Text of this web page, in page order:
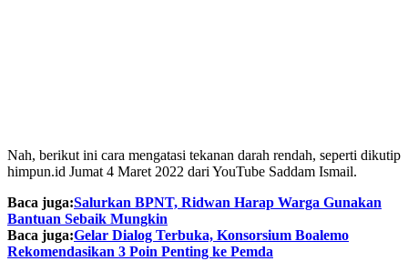
Nah, berikut ini cara mengatasi tekanan darah rendah, seperti dikutip
himpun.id Jumat 4 Maret 2022 dari YouTube Saddam Ismail.
Baca juga:Salurkan BPNT, Ridwan Harap Warga Gunakan
Bantuan Sebaik Mungkin
Baca juga:Gelar Dialog Terbuka, Konsorsium Boalemo
Rekomendasikan 3 Poin Penting ke Pemda